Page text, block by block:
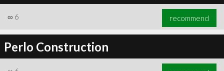
∞ 6 recommend
Perlo Construction